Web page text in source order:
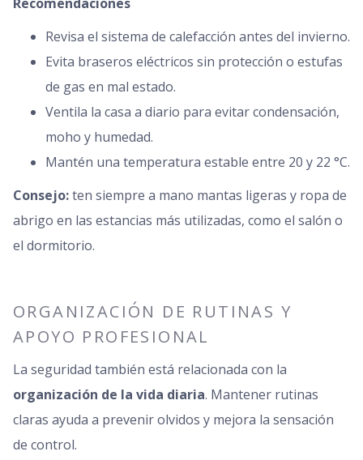
Revisa el sistema de calefacción antes del invierno.
Evita braseros eléctricos sin protección o estufas
de gas en mal estado.
Ventila la casa a diario para evitar condensación,
moho y humedad.
Mantén una temperatura estable entre 20 y 22 °C.
Consejo:ten siempre a mano mantas ligeras y ropa de
abrigo en las estancias más utilizadas, como el salón o
el dormitorio.
ORGANIZACIÓN DE RUTINAS Y
APOYO PROFESIONAL
La seguridad también está relacionada con la
organización de la vida diaria. Mantener rutinas
claras ayuda a prevenir olvidos y mejora la sensación
de control.